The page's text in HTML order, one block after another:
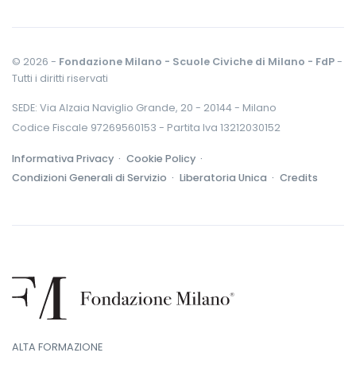
© 2026 - Fondazione Milano - Scuole Civiche di Milano - FdP-
Tutti i diritti riservati
SEDE: Via Alzaia Naviglio Grande, 20 - 20144 - Milano
Codice Fiscale 97269560153 - Partita Iva 13212030152
Informativa Privacy · Cookie Policy ·
Condizioni Generali di Servizio · Liberatoria Unica · Credits
ALTA FORMAZIONE